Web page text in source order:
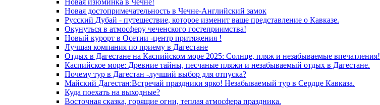
Новая изюминка в Чечне!
Новая достопримечательность в Чечне-Английский замок
Русский Дубай - путешествие, которое изменит ваше представление о Кавказе.
Окунуться в атмосферу чеченского гостеприимства!
Новый курорт в Осетии -центр притяжения !
Лучшая компания по приему в Дагестане
Отдых в Дагестане на Каспийском море 2025: Солнце, пляж и незабываемые впечатления!
Каспийское море: Древние тайны, песчаные пляжи и незабываемый отдых в Дагестане.
Почему тур в Дагестан -лучший выбор для отпуска?
Майский Дагестан:Встречай праздники ярко! Незабываемый тур в Сердце Кавказа.
Куда поехать на выходные?
Восточная сказка, горящие огни, теплая атмосфера праздника.